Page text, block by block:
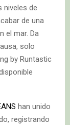
niveles de
de una
el mar. Da
solo
by Runtastic
han unido
registrando